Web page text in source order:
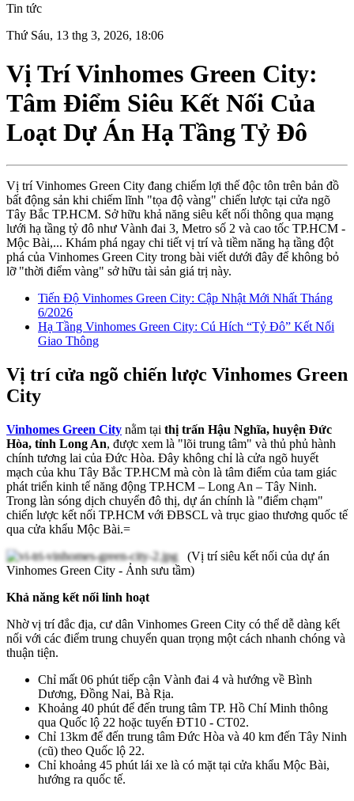
Tin tức
Thứ Sáu, 13 thg 3, 2026, 18:06
Vị Trí Vinhomes Green City:
Tâm Điểm Siêu Kết Nối Của
Loạt Dự Án Hạ Tầng Tỷ Đô
Vị trí Vinhomes Green City đang chiếm lợi thế độc tôn trên bản đồ
bất động sản khi chiếm lĩnh "tọa độ vàng" chiến lược tại cửa ngõ
Tây Bắc TP.HCM. Sở hữu khả năng siêu kết nối thông qua mạng
lưới hạ tầng tỷ đô như Vành đai 3, Metro số 2 và cao tốc TP.HCM -
Mộc Bài,... Khám phá ngay chi tiết vị trí và tiềm năng hạ tầng đột
phá của Vinhomes Green City trong bài viết dưới đây để không bỏ
lỡ "thời điểm vàng" sở hữu tài sản giá trị này.
Tiến Độ Vinhomes Green City: Cập Nhật Mới Nhất Tháng
6/2026
Hạ Tầng Vinhomes Green City: Cú Hích “Tỷ Đô” Kết Nối
Giao Thông
Vị trí cửa ngõ chiến lược Vinhomes Green
City
Vinhomes Green City nằm tại thị trấn Hậu Nghĩa, huyện Đức
Hòa, tỉnh Long An, được xem là "lõi trung tâm" và thủ phủ hành
chính tương lai của Đức Hòa. Đây không chỉ là cửa ngõ huyết
mạch của khu Tây Bắc TP.HCM mà còn là tâm điểm của tam giác
phát triển kinh tế năng động TP.HCM – Long An – Tây Ninh.
Trong làn sóng dịch chuyển đô thị, dự án chính là "điểm chạm"
chiến lược kết nối TP.HCM với ĐBSCL và trục giao thương quốc tế
qua cửa khẩu Mộc Bài.=
(Vị trí siêu kết nối của dự án
Vinhomes Green City - Ảnh sưu tầm)
Khả năng kết nối linh hoạt
Nhờ vị trí đắc địa, cư dân Vinhomes Green City có thể dễ dàng kết
nối với các điểm trung chuyển quan trọng một cách nhanh chóng và
thuận tiện.
Chỉ mất 06 phút tiếp cận Vành đai 4 và hướng về Bình
Dương, Đồng Nai, Bà Rịa.
Khoảng 40 phút để đến trung tâm TP. Hồ Chí Minh thông
qua Quốc lộ 22 hoặc tuyến ĐT10 - CT02.
Chỉ 13km để đến trung tâm Đức Hòa và 40 km đến Tây Ninh
(cũ) theo Quốc lộ 22.
Chỉ khoảng 45 phút lái xe là có mặt tại cửa khẩu Mộc Bài,
hướng ra quốc tế.